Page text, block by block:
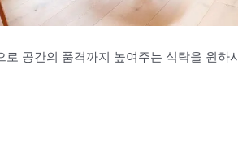
공간의 품격까지 높여주는 식탁을 원하